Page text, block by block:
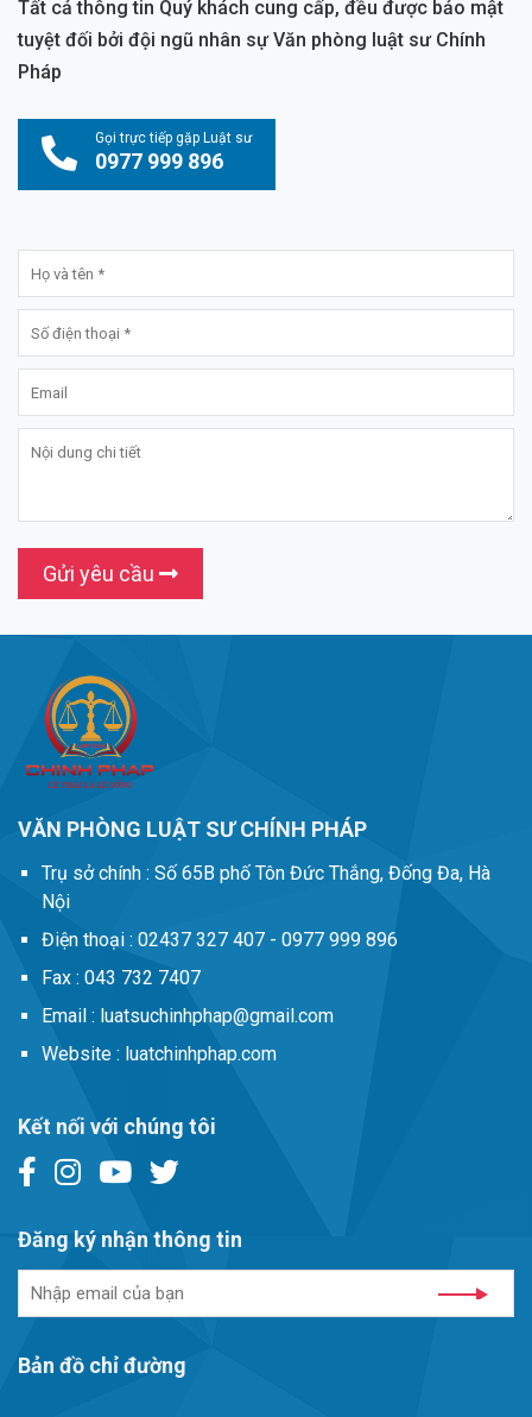
Tất cả thông tin Quý khách cung cấp, đều được bảo mật
tuyệt đối bởi đội ngũ nhân sự Văn phòng luật sư Chính
Pháp
Gọi trực tiếp gặp Luật sư
0977 999 896
Gửi yêu cầu
VĂN PHÒNG LUẬT SƯ CHÍNH PHÁP
Trụ sở chính : Số 65B phố Tôn Đức Thắng, Đống Đa, Hà
Nội
Điện thoại : 02437 327 407 - 0977 999 896
Fax : 043 732 7407
Email : luatsuchinhphap@gmail.com
Website : luatchinhphap.com
Kết nối với chúng tôi
Đăng ký nhận thông tin
Bản đồ chỉ đường